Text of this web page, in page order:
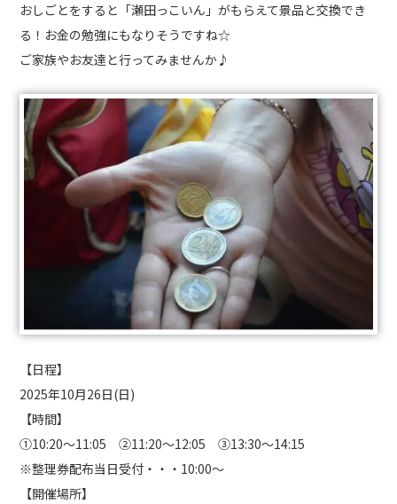
おしごとをすると「瀬田っこいん」がもらえて景品と交換でき
る！お金の勉強にもなりそうですね☆
ご家族やお友達と行ってみませんか♪
【日程】
2025年10月26日(日)
【時間】
①10:20～11:05 ②11:20～12:05 ③13:30～14:15
※整理券配布当日受付・・・10:00～
【開催場所】